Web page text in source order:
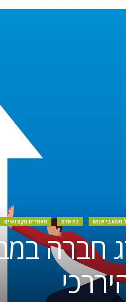
משאבי אנוש כח אדם מאמרים מקצועיים
חברה